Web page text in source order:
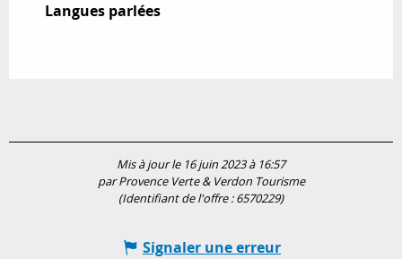
Langues parlées
Langues parlées
Mis à jour le 16 juin 2023 à 16:57
par Provence Verte & Verdon Tourisme
(Identifiant de l'offre :6570229)
Signaler une erreur